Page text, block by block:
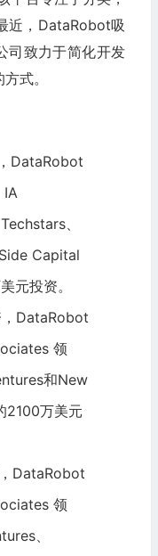
近，DataRobot吸
司致力于简化开发
式。
DataRobot
IA
Techstars、
Capital
元投资。
DataRobot
领
和New
2100万美元
DataRobot
领
、